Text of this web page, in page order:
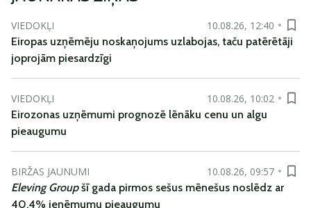
VIEDOKĻI
10.08.26, 12:40
Eiropas uzņēmēju noskaņojums uzlabojas, taču patērētāji
joprojām piesardzīgi
VIEDOKĻI
10.08.26, 10:02
Eirozonas uzņēmumi prognozē lēnāku cenu un algu
pieaugumu
BIRŽAS JAUNUMI
10.08.26, 09:57
Eleving Groupšī gada pirmos sešus mēnešus noslēdz ar
40,4% ieņēmumu pieaugumu